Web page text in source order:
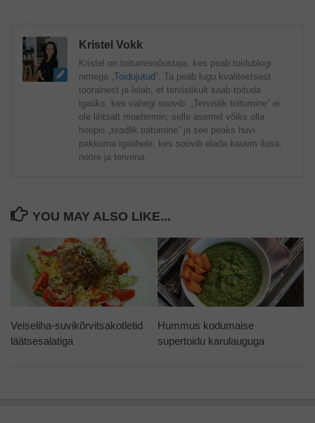
Kristel Vokk
Kristel on toitumisnõustaja, kes peab toidublogi
nimega „Toidujutud ”. Ta peab lugu kvaliteetsest
toorainest ja leiab, et tervislikult saab toituda
igaüks, kes vähegi soovib. „Tervislik toitumine” ei
ole lihtsalt moetermin; selle asemel võiks olla
hoopis „teadlik toitumine” ja see peaks huvi
pakkuma igaühele, kes soovib elada kauem ilusa,
noore ja tervena.
YOU MAY ALSO LIKE...
Veiseliha-suvikõrvitsakotletid
läätsesalatiga
Hummus kodumaise
supertoidu karulauguga